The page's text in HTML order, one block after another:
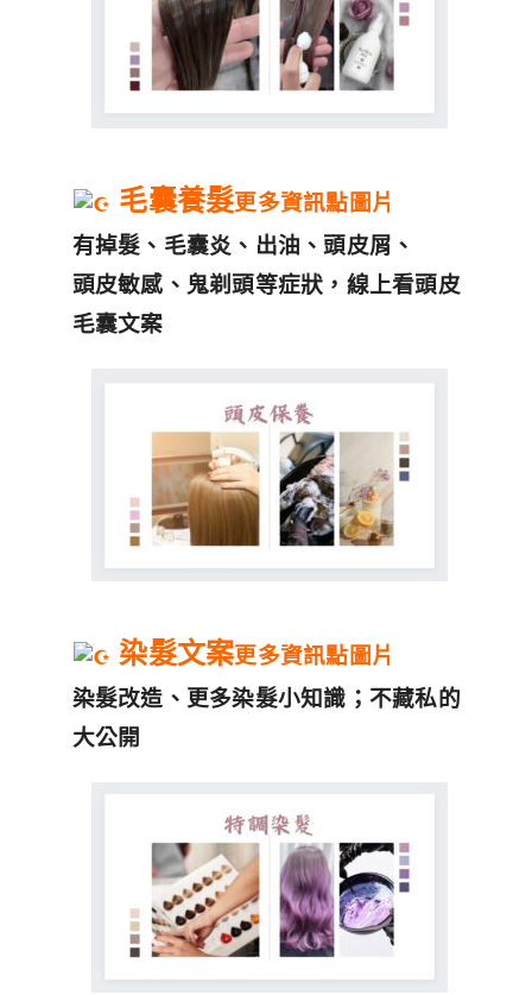
毛囊養髮更多資訊點圖片
有掉髮、毛囊炎、出油、頭皮屑、
頭皮敏感、鬼剃頭等症狀，線上看頭皮
毛囊文案
染髮文案更多資訊點圖片
染髮改造、更多染髮小知識；不藏私的
大公開